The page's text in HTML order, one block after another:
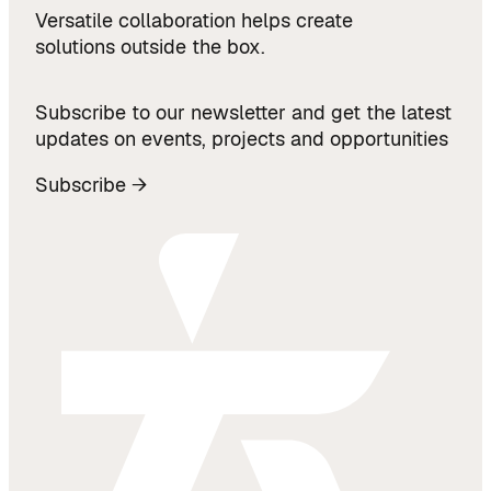
Versatile collaboration helps create
solutions outside the box.
Subscribe to our newsletter and get the latest
updates on events, projects and opportunities
Subscribe →